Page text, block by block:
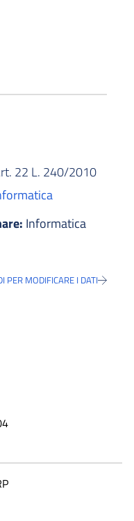
22 L. 240/2010
Informatica
PER MODIFICARE I DATI